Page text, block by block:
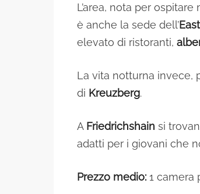
L’area, nota per
è anche la sede dell’
elevato di ristoranti,
La vita notturna invece,
di Kreuzberg.
A Friedrichshain si
adatti per i giovani che
Prezzo medio: 1 camera